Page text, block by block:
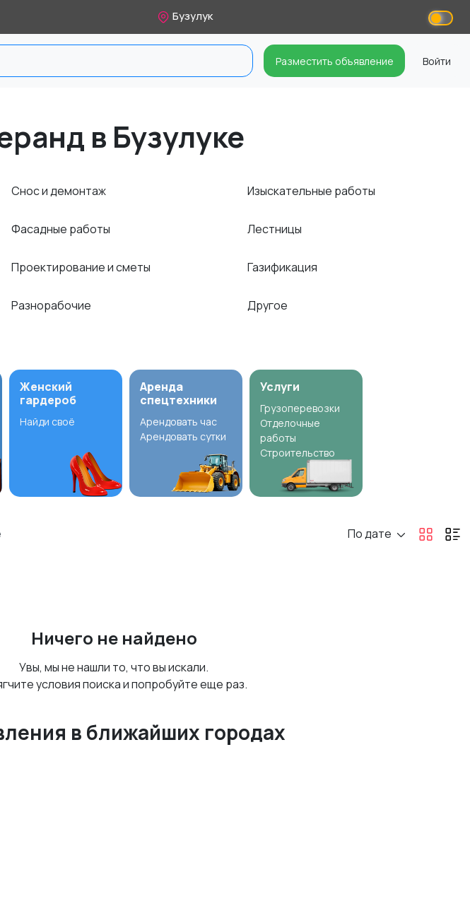
Бузулук
Разместить объявление Войти
в Бузулуке
Снос и демонтаж
Фасадные работы
Проектирование и сметы
Разнорабочие
Изыскательные работы
Лестницы
Газификация
Другое
Женский
гардероб
Найди своё
Аренда
спецтехники
Арендовать час
Арендовать сутки
Услуги
Грузоперевозки
Отделочные
работы
Строительство
По дате
Ничего не найдено
Увы, мы не нашли то, что вы искали.
условия поиска и попробуйте еще раз.
в ближайших городах